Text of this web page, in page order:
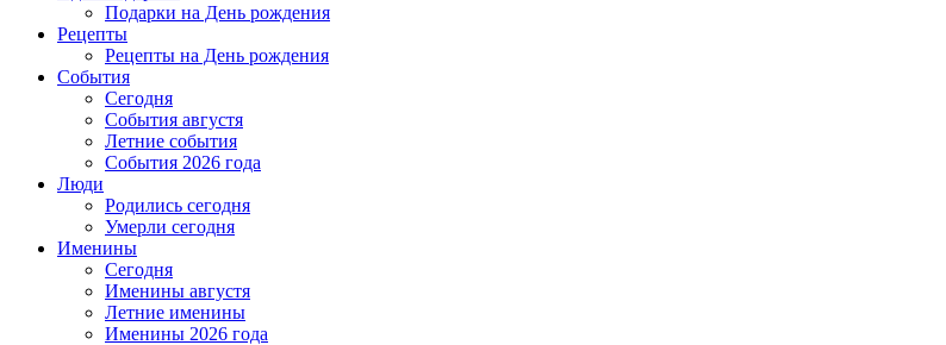
Подарки на День рождения
Рецепты
Рецепты на День рождения
События
Cегодня
События августя
Летние события
События 2026 года
Люди
Родились сегодня
Умерли сегодня
Именины
Cегодня
Именины августя
Летние именины
Именины 2026 года